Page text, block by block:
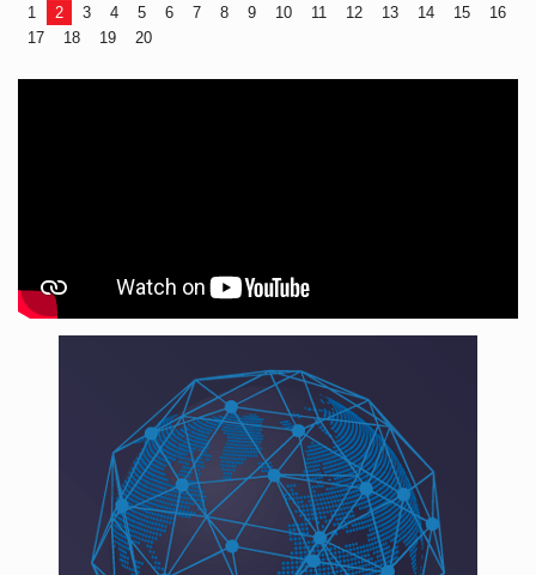
1 2 3 4 5 6 7 8 9 10 11 12 13 14 15
16
17
18 19 20